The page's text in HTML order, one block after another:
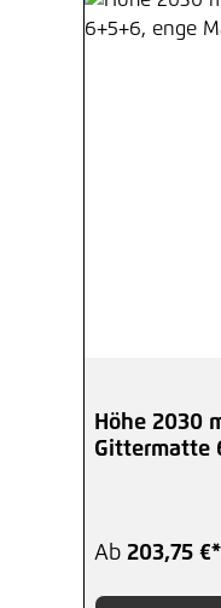
Höhe 2030
Gittermatte
Ab 203,75 €*